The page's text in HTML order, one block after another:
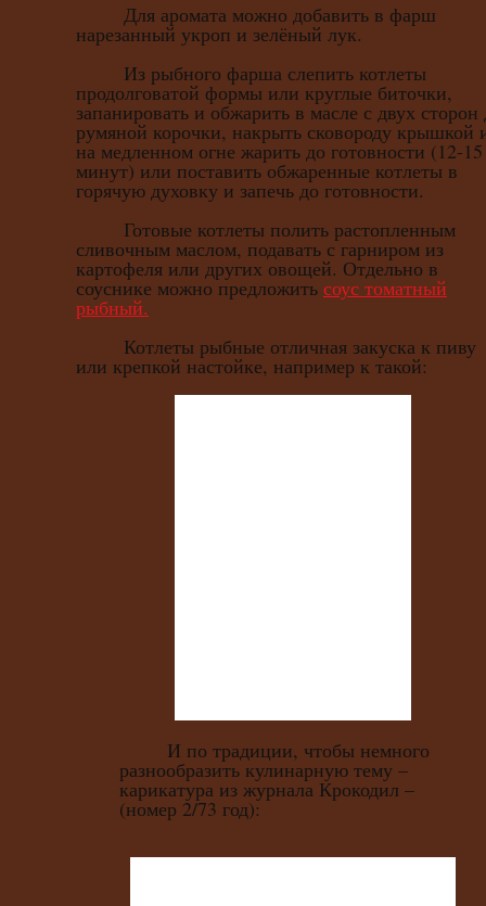
Для аромата можно добавить в фарш
нарезанный укроп и зелёный лук.
Из рыбного фарша слепить котлеты
продолговатой формы или круглые биточки,
запанировать и обжарить в масле с двух сторон
румяной корочки, накрыть сковороду крышкой
на медленном огне жарить до готовности (12-15
минут) или поставить обжаренные котлеты в
горячую духовку и запечь до готовности.
Готовые котлеты полить растопленным
сливочным маслом, подавать с гарниром из
картофеля или других овощей. Отдельно в
соуснике можно предложить соус томатный
рыбный.
Котлеты рыбные отличная закуска к пиву
или крепкой настойке, например к такой:
И по традиции, чтобы немного
разнообразить кулинарную тему –
карикатура из журнала Крокодил –
(номер 2/73 год):